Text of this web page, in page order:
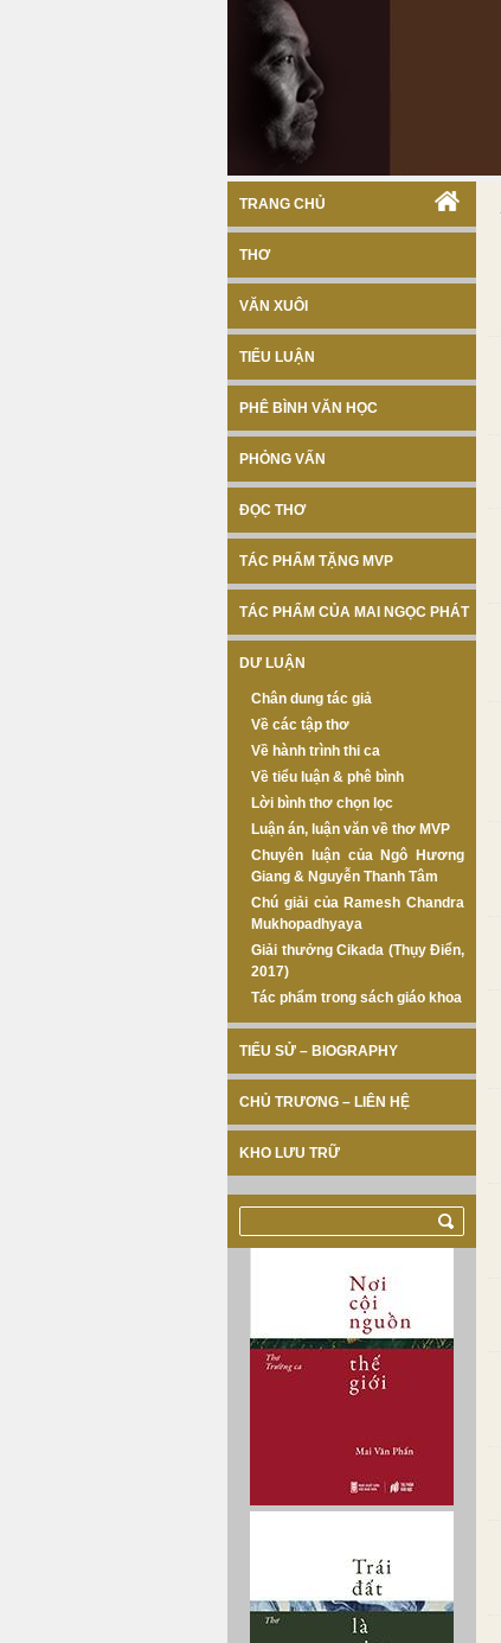
TRANG CHỦ
THƠ
VĂN XUÔI
TIỂU LUẬN
PHÊ BÌNH VĂN HỌC
PHỎNG VẤN
ĐỌC THƠ
TÁC PHẨM TẶNG MVP
TÁC PHẨM CỦA MAI NGỌC PHÁT
DƯ LUẬN
Chân dung tác giả
Về các tập thơ
Về hành trình thi ca
Về tiểu luận & phê bình
Lời bình thơ chọn lọc
Luận án, luận văn về thơ MVP
Chuyên luận của Ngô Hương
Giang & Nguyễn Thanh Tâm
Chú giải của Ramesh Chandra
Mukhopadhyaya
Giải thưởng Cikada (Thụy Điển,
2017)
Tác phẩm trong sách giáo khoa
TIỂU SỬ – BIOGRAPHY
CHỦ TRƯƠNG – LIÊN HỆ
KHO LƯU TRỮ